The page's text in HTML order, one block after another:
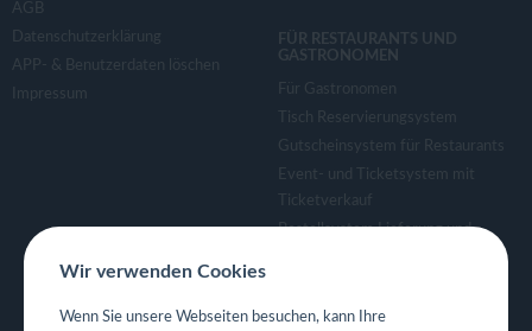
AGB
Datenschutzerklärung
APP- & Benutzerdaten löschen
Impressum
FÜR RESTAURANTS UND
GASTRONOMEN
Für Gastronomen
Tisch Reservierungsystem
Gutscheinsystem für Restaurants
Event- und Ticketsystem mit
Ticketverkauf
Bestellsystem Lieferung und
Eigene App für Restaurant
Wir verwenden Cookies
Wenn Sie unsere Webseiten besuchen, kann Ihre